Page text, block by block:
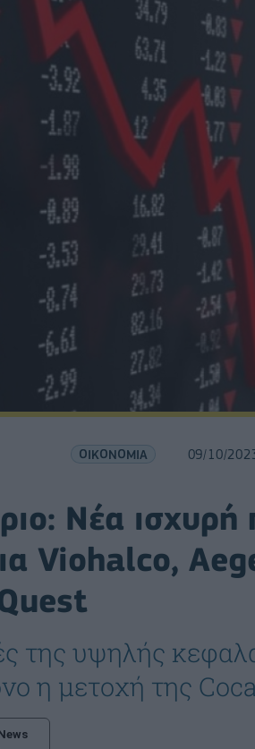
ΟΙΚΟΝΟΜΙΑ 09/10/
Νέα
Viohalco,
της υψηλής
η μετοχή της